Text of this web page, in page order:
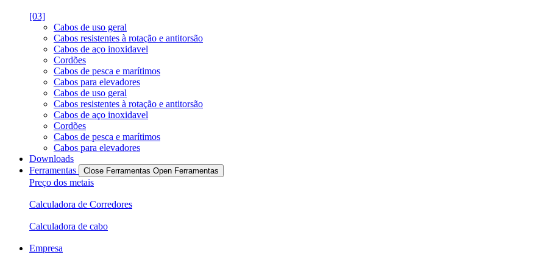
[03]
Cabos de uso geral
Cabos resistentes à rotação e antitorsão
Cabos de aço inoxidavel
Cordões
Cabos de pesca e marítimos
Cabos para elevadores
Cabos de uso geral
Cabos resistentes à rotação e antitorsão
Cabos de aço inoxidavel
Cordões
Cabos de pesca e marítimos
Cabos para elevadores
Downloads
Ferramentas
Close Ferramentas Open Ferramentas
Preço dos metais
Calculadora de Corredores
Calculadora de cabo
Empresa